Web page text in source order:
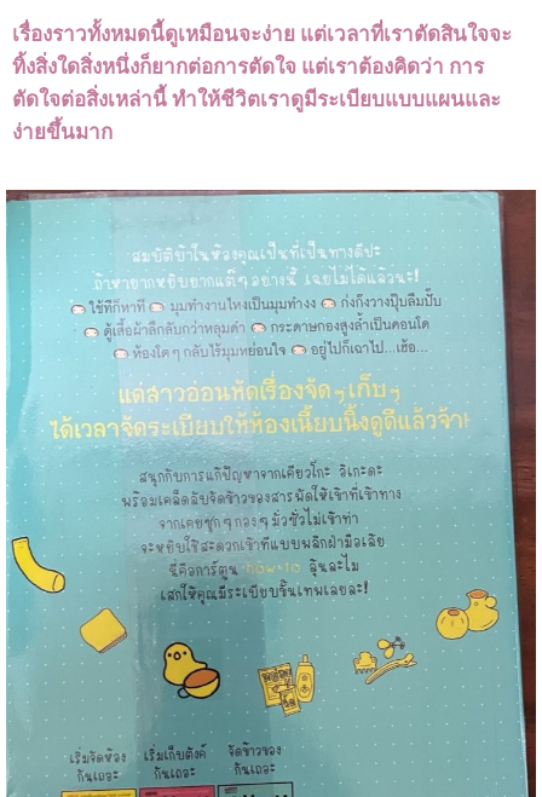
เรื่องราวทั้งหมดนี้ดูเหมือนจะง่าย แต่เวลาที่เราตัดสินใจจะ
ทิ้งสิ่งใดสิ่งหนึ่งก็ยากต่อการตัดใจ แต่เราต้องคิดว่า การ
ตัดใจต่อสิ่งเหล่านี้ ทำให้ชีวิตเราดูมีระเบียบแบบแผนและ
ง่ายขึ้นมาก